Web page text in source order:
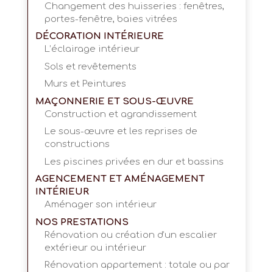
Changement des huisseries : fenêtres,
portes-fenêtre, baies vitrées
DÉCORATION INTÉRIEURE
L’éclairage intérieur
Sols et revêtements
Murs et Peintures
MAÇONNERIE ET SOUS-ŒUVRE
Construction et agrandissement
Le sous-œuvre et les reprises de
constructions
Les piscines privées en dur et bassins
AGENCEMENT ET AMÉNAGEMENT
INTÉRIEUR
Aménager son intérieur
NOS PRESTATIONS
Rénovation ou création d’un escalier
extérieur ou intérieur
Rénovation appartement : totale ou par